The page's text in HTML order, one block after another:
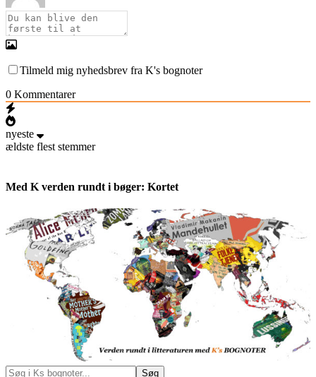
Tilmeld mig nyhedsbrev fra K's bognoter
0 Kommentarer
nyeste
ældste flest stemmer
Med K verden rundt i bøger: Kortet